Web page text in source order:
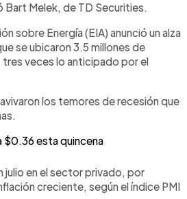
Bart Melek, de TD Securities.
sobre Energía (EIA) anunció un alza
se ubicaron 3.5 millones de
tres veces lo anticipado por el
los temores de recesión que
$0.36 esta quincena
julio en el sector privado, por
creciente, según el índice PMI